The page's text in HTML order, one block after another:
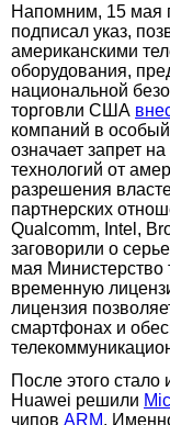
Напомним, 15 мая
подписал указ,
американскими
оборудования,
национальной
торговли США
компаний в
означает запрет
технологий от
разрешения
партнерских
Qualcomm, Intel,
заговорили о
мая
временную
лицензия
смартфонах и
После этого стало
Huawei решили
чипов ARM.